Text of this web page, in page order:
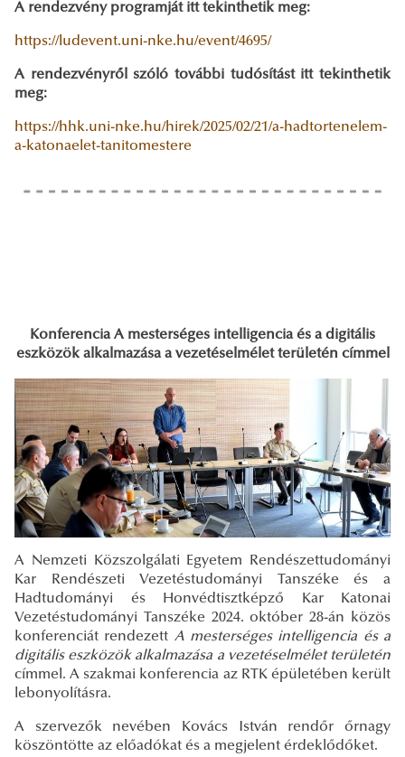
A rendezvény programját itt tekinthetik meg:
https://ludevent.uni-nke.hu/event/4695/
A rendezvényről szóló további tudósítást itt tekinthetik
meg:
https://hhk.uni-nke.hu/hirek/2025/02/21/a-hadtortenelem-
a-katonaelet-tanitomestere
Konferencia A mesterséges intelligencia és a digitális
eszközök alkalmazása a vezetéselmélet területén címmel
A Nemzeti Közszolgálati Egyetem Rendészettudományi
Kar Rendészeti Vezetéstudományi Tanszéke és a
Hadtudományi és Honvédtisztképző Kar Katonai
Vezetéstudományi Tanszéke 2024. október 28-án közös
konferenciát rendezett A mesterséges intelligencia és a
digitális eszközök alkalmazása a vezetéselmélet területén
címmel. A szakmai konferencia az RTK épületében került
lebonyolításra.
A szervezők nevében Kovács István rendőr őrnagy
köszöntötte az előadókat és a megjelent érdeklődőket.